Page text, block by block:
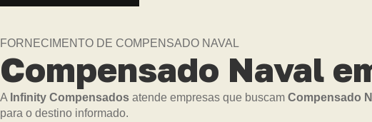
FORNECIMENTO DE COMPENSADO NAVAL
Compensado Naval
A Infinity Compensados atende empresas que buscam Compensado
para o destino informado.